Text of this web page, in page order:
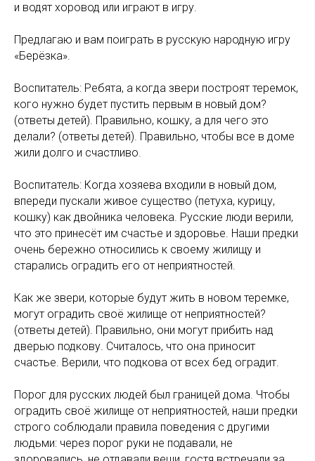
и водят хоровод или играют в игру.
Предлагаю и вам поиграть в русскую народную игру
«Берёзка».
Воспитатель: Ребята, а когда звери построят теремок,
кого нужно будет пустить первым в новый дом?
(ответы детей). Правильно, кошку, а для чего это
делали? (ответы детей). Правильно, чтобы все в доме
жили долго и счастливо.
Воспитатель: Когда хозяева входили в новый дом,
впереди пускали живое существо (петуха, курицу,
кошку) как двойника человека. Русские люди верили,
что это принесёт им счастье и здоровье. Наши предки
очень бережно относились к своему жилищу и
старались оградить его от неприятностей.
Как же звери, которые будут жить в новом теремке,
могут оградить своё жилище от неприятностей?
(ответы детей). Правильно, они могут прибить над
дверью подкову. Считалось, что она приносит
счастье. Верили, что подкова от всех бед оградит.
Порог для русских людей был границей дома. Чтобы
оградить своё жилище от неприятностей, наши предки
строго соблюдали правила поведения с другими
людьми: через порог руки не подавали, не